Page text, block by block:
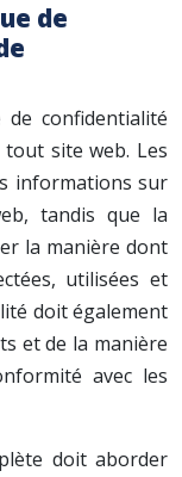
de
confidentialité
site web. Les
informations sur
tandis que la
la manière dont
utilisées et
doit également
et de la manière
avec les
doit aborder